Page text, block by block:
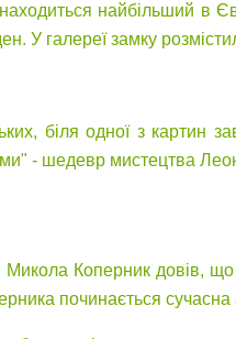
найбільший в
У галереї замку
біля одної з картин
- шедевр мистецтва
Микола Коперник довів,
починається сучасна